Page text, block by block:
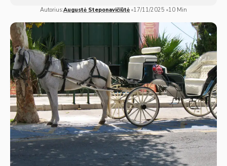
Autorius:Augustė Steponavičiūtė 17/11/2025 10 Min